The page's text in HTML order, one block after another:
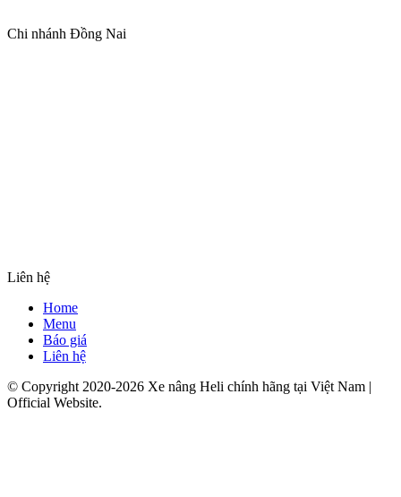
Chi nhánh Đồng Nai
Liên hệ
Home
Menu
Báo giá
Liên hệ
© Copyright 2020-2026 Xe nâng Heli chính hãng tại Việt Nam |
Official Website.